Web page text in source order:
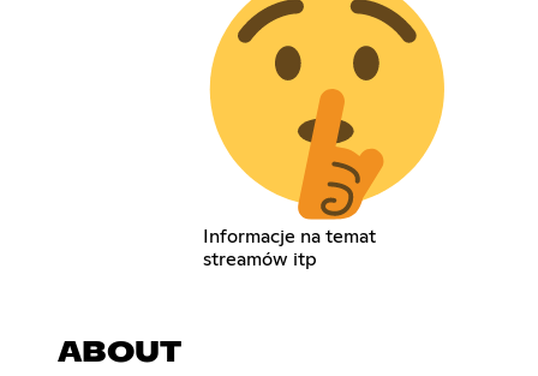
Informacje na temat
streamów itp
ABOUT